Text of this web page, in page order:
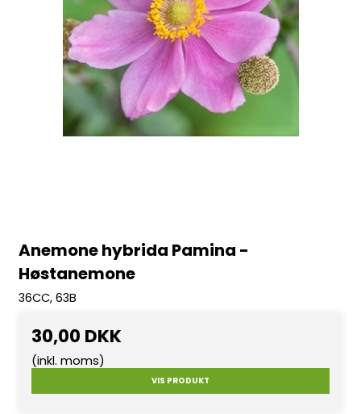
Anemone hybrida Pamina -
Høstanemone
36CC, 63B
30,00 DKK
(inkl. moms)
VIS PRODUKT